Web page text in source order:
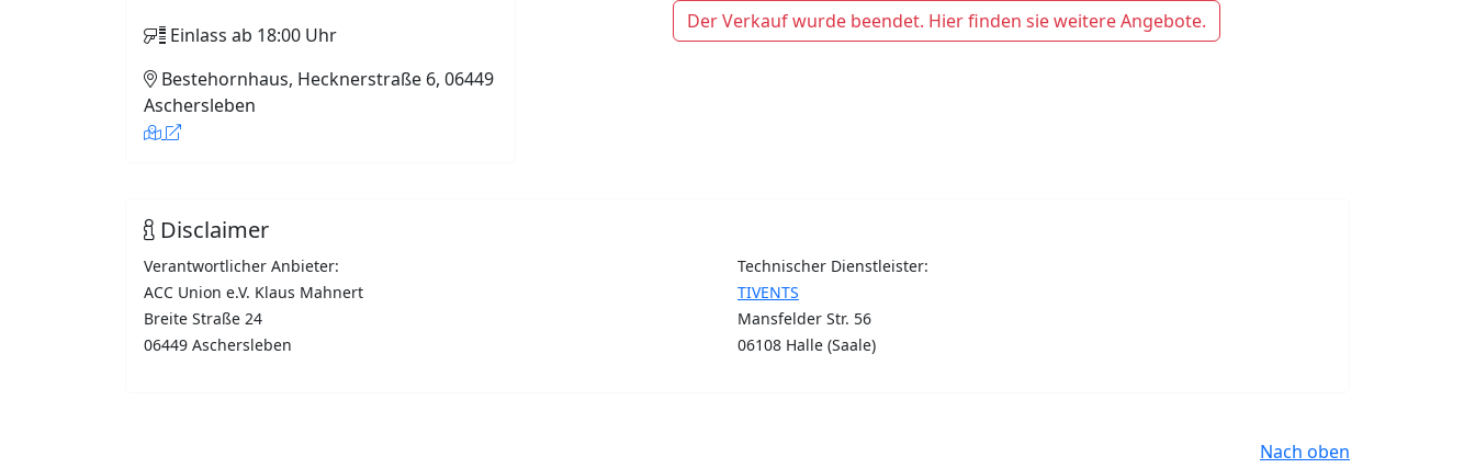
Einlass ab 18:00 Uhr
Bestehornhaus, Hecknerstraße 6, 06449
Aschersleben
Der Verkauf wurde beendet. Hier finden sie weitere Angebote.
Disclaimer
Verantwortlicher Anbieter:
ACC Union e.V. Klaus Mahnert
Breite Straße 24
06449 Aschersleben
Technischer Dienstleister:
TIVENTS
Mansfelder Str. 56
06108 Halle (Saale)
Nach oben